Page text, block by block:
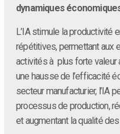
dynamiques
L’IA stimule la productivité
répétitives, permettant aux
activités à plus forte valeur
une hausse de l’efficacité
secteur manufacturier, l’IA
processus de production,
et augmentant la qualité